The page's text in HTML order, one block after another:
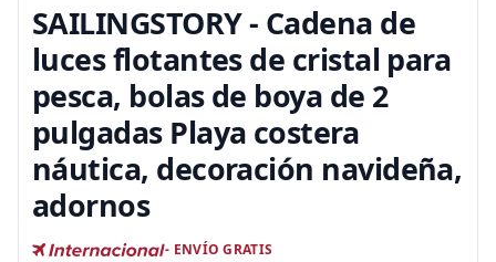
SAILINGSTORY - Cadena de
luces flotantes de cristal para
pesca, bolas de boya de 2
pulgadas Playa costera
náutica, decoración navideña,
adornos
- ENVÍO GRATIS